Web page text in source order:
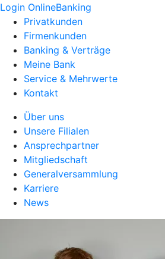
Login OnlineBanking
Privatkunden
Firmenkunden
Banking & Verträge
Meine Bank
Service & Mehrwerte
Kontakt
Über uns
Unsere Filialen
Ansprechpartner
Mitgliedschaft
Generalversammlung
Karriere
News